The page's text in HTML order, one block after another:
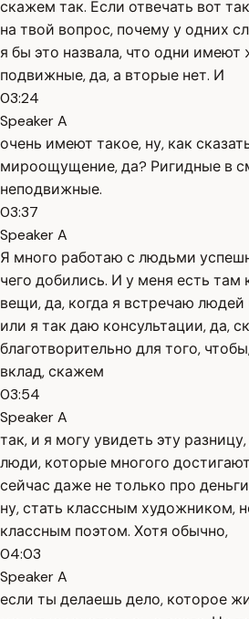
скажем так. Если отвечать вот
на твой вопрос, почему у одних
я бы это назвала, что одни имеют
подвижные, да, а вторые нет. И
03:24
Speaker A
очень имеют такое, ну, как
мироощущение, да? Ригидные в
неподвижные.
03:37
Speaker A
Я много работаю с людьми
чего добились. И у меня есть
вещи, да, когда я встречаю
или я так даю консультации, да,
благотворительно для того,
вклад, скажем
03:54
Speaker A
так, и я могу увидеть эту
люди, которые многого
сейчас даже не только про
ну, стать классным художником,
классным поэтом. Хотя обычно,
04:03
Speaker A
если ты делаешь дело, которое